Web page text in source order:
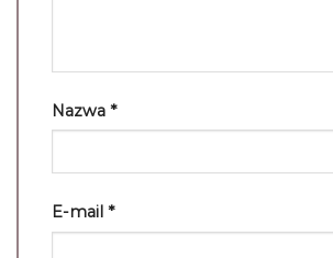
Nazwa *
E-mail *